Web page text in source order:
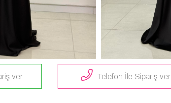
ver Telefon İle Sipariş ver